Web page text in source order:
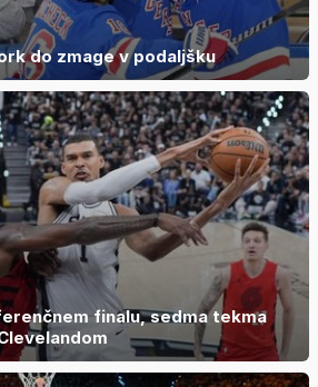
do zmage v podaljšku
finalu, sedma tekma